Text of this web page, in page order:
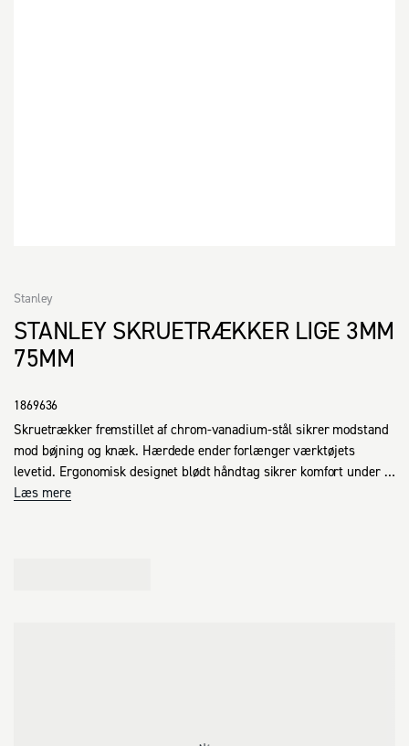
STANLEY SKRUETRÆKKER LIGE 3MM
75MM
Stanley
1869636
Skruetrækker fremstillet af chrom-vanadium-stål sikrer modstand
mod bøjning og knæk. Hærdede ender forlænger værktøjets
levetid. Ergonomisk designet blødt håndtag sikrer komfort under
brug ved gentagne opgaver. Perfekt til daglige opgaver, der
Læs mere